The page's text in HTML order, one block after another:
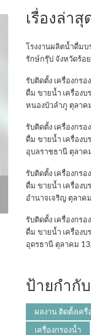
เรื่องล่าสุ
โรงงานผลิตน้ำดื่ม
รักษ์กรุ๊ป จังหวัดร้อ
รับติดตั้ง เครื่องกร
ดื่ม ขายน้ำ เครื่อง
หนองบัวลำภู ตุลาค
รับติดตั้ง เครื่องกร
ดื่ม ขายน้ำ เครื่อง
อุบลราชธานี ตุลาค
รับติดตั้ง เครื่องกร
ดื่ม ขายน้ำ เครื่อง
อำนาจเจริญ ตุลาค
รับติดตั้ง เครื่องกร
ดื่ม ขายน้ำ เครื่อง
อุดรธานี ตุลาคม
ป้ายกำกับ
ผลงาน ติดตั้งเครื่
เครื่องกรองน้ำ